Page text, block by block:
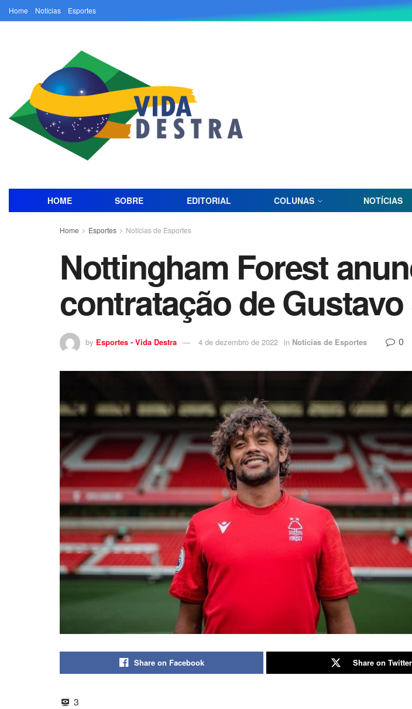
Home Notícias Esportes
HOME SOBRE EDITORIAL COLUNAS NOTÍCIAS
Home Esportes Notícias de Esportes
Nottingham Forest
contratação de
by Esportes - Vida Destra 4 de dezembro de 2022 in Notícias de Esportes 0
Share on Facebook Share on Twitter
3